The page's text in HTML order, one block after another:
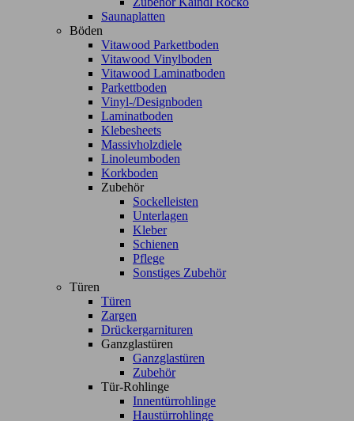
Saunaplatten
Böden
Vitawood Parkettboden
Vitawood Vinylboden
Vitawood Laminatboden
Parkettboden
Vinyl-/Designboden
Laminatboden
Klebesheets
Massivholzdiele
Linoleumboden
Korkboden
Zubehör
Sockelleisten
Unterlagen
Kleber
Schienen
Pflege
Sonstiges Zubehör
Türen
Türen
Zargen
Drückergarnituren
Ganzglastüren
Ganzglastüren
Zubehör
Tür-Rohlinge
Innentürrohlinge
Haustürrohlinge